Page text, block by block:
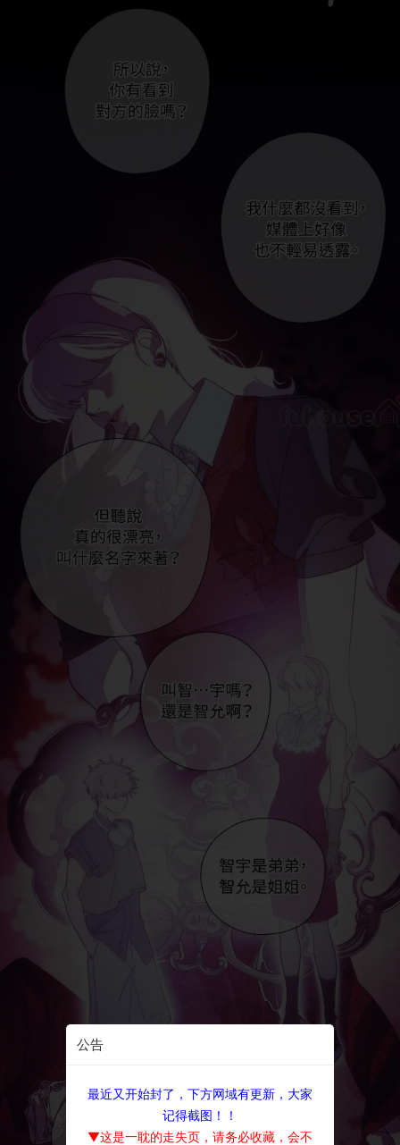
公告
最近又开始封了，下方网域有更新，大家
记得截图！！
▼这是一耽的走失页，请务必收藏，会不